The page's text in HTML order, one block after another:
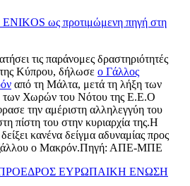
ως προτιμώμενη πηγή στη
τις παράνομες δραστηριότητές
της Κύπρου, δήλωσε ο Γάλλος
από τη Μάλτα, μετά τη λήξη των
των Χωρών του Νότου της Ε.Ε.Ο
την αμέριστη αλληλεγγύη του
πίστη του στην κυριαρχία της.Η
κανένα δείγμα αδυναμίας προς
ο Μακρόν.Πηγή: ΑΠΕ-ΜΠΕ
ΕΥΡΩΠΑΙΚΗ ΕΝΩΣΗ